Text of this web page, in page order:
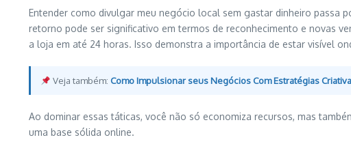
Entender como divulgar meu negócio local sem gastar dinheiro passa
retorno pode ser significativo em termos de reconhecimento e novas
a loja em até 24 horas. Isso demonstra a importância de estar visível
Veja também:Como Impulsionar seus Negócios Com Estratégias
Ao dominar essas táticas, você não só economiza recursos, mas
uma base sólida online.